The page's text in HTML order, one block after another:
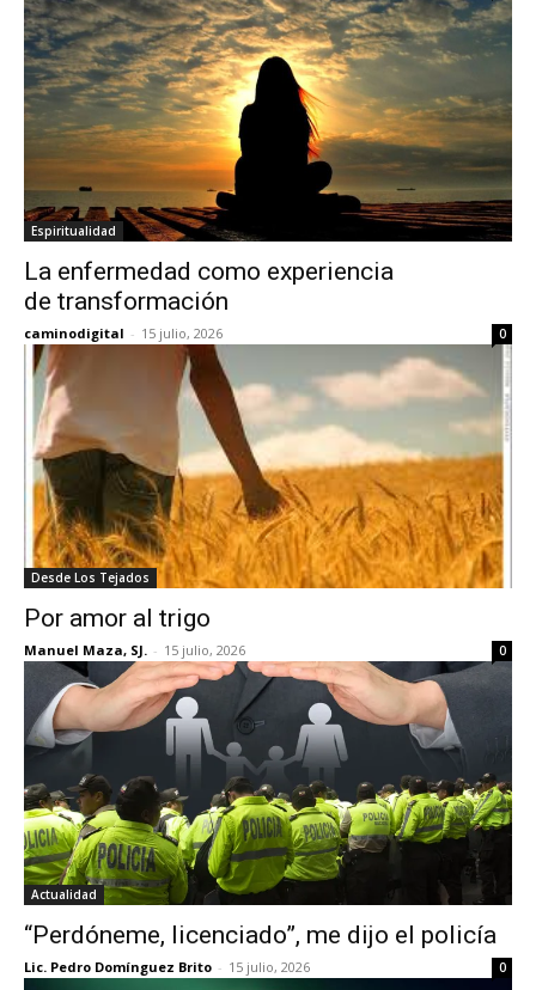
Espiritualidad
La enfermedad como experiencia
de transformación
caminodigital - 15 julio, 2026 0
Desde Los Tejados
Por amor al trigo
Manuel Maza, SJ. - 15 julio, 2026 0
Actualidad
“Perdóneme, licenciado”, me dijo el policía
Lic. Pedro Domínguez Brito - 15 julio, 2026 0